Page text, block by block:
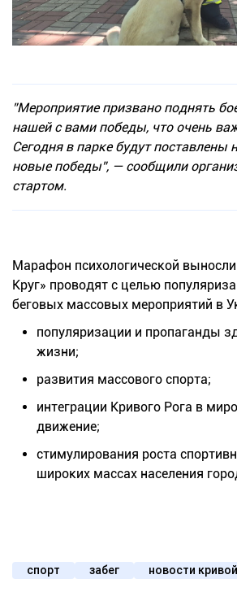
”Мероприятие призвано поднять
нашей с вами победы, что очень
Сегодня в парке будут
новые победы”, — сообщили
стартом.
Марафон психологической
Круг» проводят с целью
беговых массовых мероприятий в
популяризации и пропаганды
жизни;
развития массового спорта;
интеграции Кривого Рога в
движение;
стимулирования роста
широких массах населения
спорт забег новости